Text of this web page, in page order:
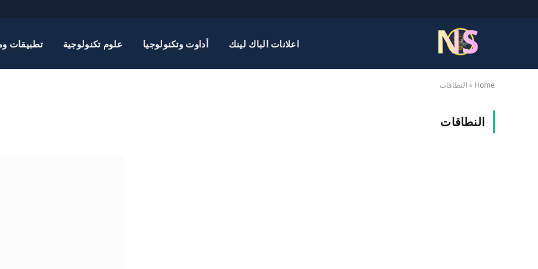
اعلانات الباك لينك أداوت وتكنولوجيا علوم تكنولوجية تطبيقات
Home
» النطاقات
النطاقات